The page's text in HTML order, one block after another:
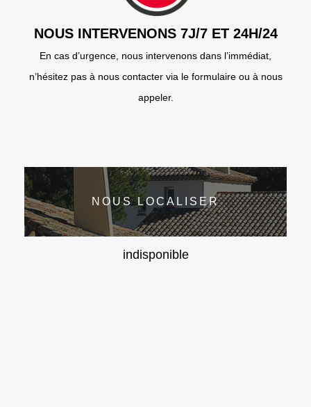
NOUS INTERVENONS 7J/7 ET 24H/24
En cas d’urgence, nous intervenons dans l’immédiat,
n’hésitez pas à nous contacter via le formulaire ou à nous
appeler.
NOUS LOCALISER
indisponible